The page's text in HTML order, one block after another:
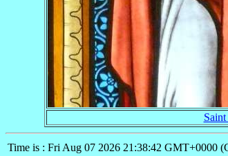
Time is : Fri Aug 07 2026 21:38:42 GMT+0000